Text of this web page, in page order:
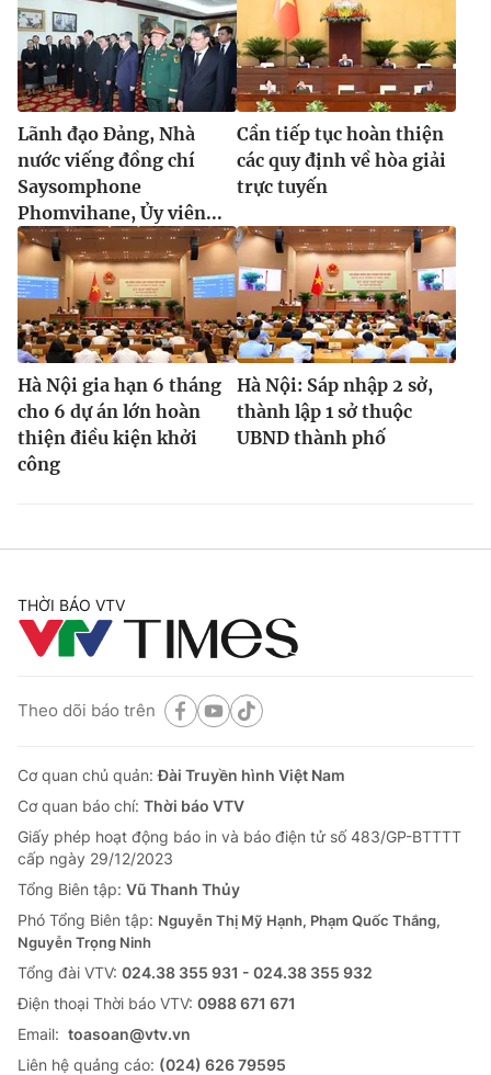
Lãnh đạo Đảng, Nhà
nước viếng đồng chí
Saysomphone
Phomvihane, Ủy viên...
Cần tiếp tục hoàn thiện
các quy định về hòa giải
trực tuyến
Hà Nội gia hạn 6 tháng
cho 6 dự án lớn hoàn
thiện điều kiện khởi
công
Hà Nội: Sáp nhập 2 sở,
thành lập 1 sở thuộc
UBND thành phố
THỜI BÁO VTV
Theo dõi báo trên
Cơ quan chủ quản:Đài Truyền hình Việt Nam
Cơ quan báo chí: Thời báo VTV
Giấy phép hoạt động báo in và báo điện tử số 483/GP-BTTTT
cấp ngày 29/12/2023
Tổng Biên tập: Vũ Thanh Thủy
Phó Tổng Biên tập: Nguyễn Thị Mỹ Hạnh, Phạm Quốc Thắng,
Nguyễn Trọng Ninh
Tổng đài VTV: 024.38 355 931 - 024.38 355 932
Ðiện thoại Thời báo VTV: 0988 671 671
Email: toasoan@vtv.vn
Liên hệ quảng cáo: (024) 626 79595